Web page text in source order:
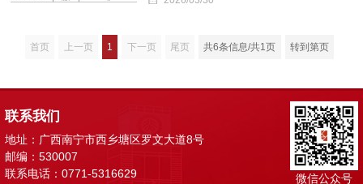
大项目子课题立项；另有黄露、平锋、裴
级项目立项共计15项。横向课题6项。
——2025年tyc41183太阳成获省部级、
国家级项目一览表——
首页 上一页 1 下一页 尾页 共6条信息/共1页 转到第页
联系我们
地址：广西南宁市西乡塘区罗文大道8号
邮编：530007
联系电话：0771-5316629
微信公众号